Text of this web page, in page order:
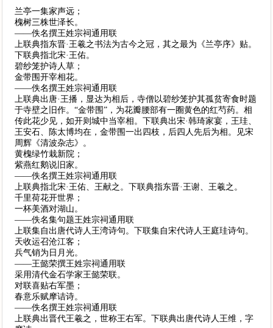
兰亭一集家声远；
槐树三株世泽长。
——佚名撰王姓宗祠通用联
上联典指东晋·王羲之书法为古今之冠，其之最为《兰亭序》贴。
下联典指北宋·王佑。
碧纱笼护诗人草；
金带围开宰相花。
——佚名撰王姓宗祠通用联
上联典出唐·王播，显达为相后，寺僧以碧纱笼护其孤贫寄食时题
于寺壁之旧作。“金带围”，为花瓣腰部有一圈黄色的红芍药。相
传此花少见，如开则城中当宰相。下联典出宋·韩琦家宴，王珪、
王安石、陈太博均在，金带围一出四枝，后四人先后为相。见宋
周辉《清波杂志》。
黄槐绿竹栽新院；
紫燕红鹅说旧家。
——佚名撰王姓宗祠通用联
上联典指北宋·王佑、王献之。下联典指东晋·王谢、王羲之。
千里荷花开世界；
一杯美酒对湖山。
——佚名集句题王姓宗祠通用联
上联集自出唐代诗人王湾诗句。下联集自宋代诗人王庭珪诗句。
天收运召沧江客；
兵气销为日月光。
——王懿荣撰王姓宗祠通用联
采用清代金石学家王懿荣联。
对联喜贴右军墨；
春意乐赋摩诘诗。
——佚名撰王姓宗祠通用联
上联典出晋代王羲之，世称王右军。下联典出唐代诗人王维，字